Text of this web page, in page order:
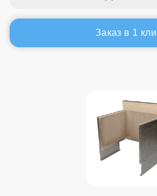
Заказ в 1